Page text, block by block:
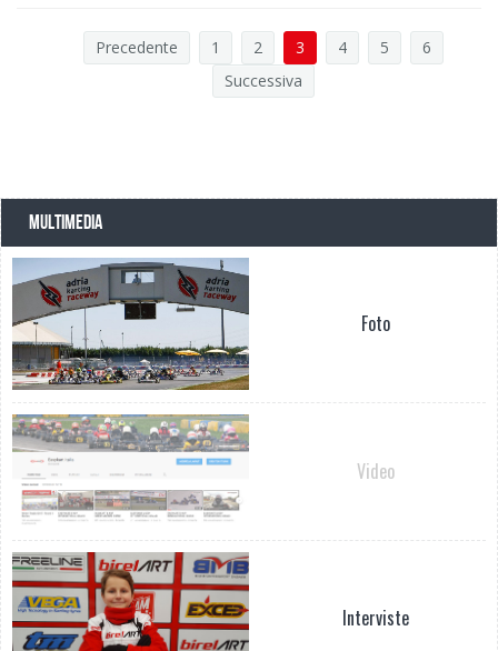
Precedente 1 2 3 4 5
6
Successiva
MULTIMEDIA
Foto
Video
Interviste